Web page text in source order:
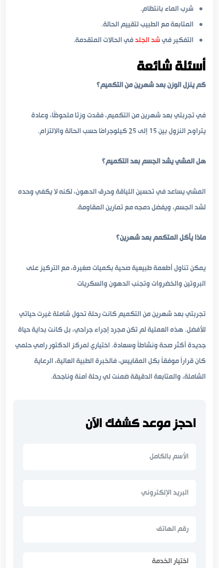
شرب الماء بانتظام.
المتابعة مع الطبيب لتقييم الحالة.
التفكير فيشد الجلدفي الحالات المتقدمة.
أسئلة شائعة
كم ينزل الوزن بعد شهرين من التكميم؟
في تجربتي بعد شهرين من التكميم، فقدت وزنًا ملحوظًا، وعادة
يتراوح النزول بين 15 إلى 25 كيلوجرامًا حسب الحالة والالتزام.
هل المشي يشد الجسم بعد التكميم؟
المشي يساعد في تحسين اللياقة وحرق الدهون، لكنه لا يكفي وحده
لشد الجسم، ويفضل دمجه مع تمارين المقاومة.
ماذا يأكل المتكمم بعد شهرين؟
يمكن تناول أطعمة طبيعية صحية بكميات صغيرة، مع التركيز على
البروتين والخضروات وتجنب الدهون والسكريات
تجربتي بعد شهرين من التكميم كانت رحلة تحول شاملة غيرت حياتي
للأفضل. هذه العملية لم تكن مجرد إجراء جراحي، بل كانت بداية حياة
جديدة أكثر صحة ونشاطاً وسعادة. اختياري لمركز الدكتور رامي حلمي
كان قراراً موفقاً بكل المقاييس، فالخبرة الطبية العالية، الرعاية
الشاملة، والمتابعة الدقيقة ضمنت لي رحلة آمنة وناجحة.
احجز موعد كشفك الآن